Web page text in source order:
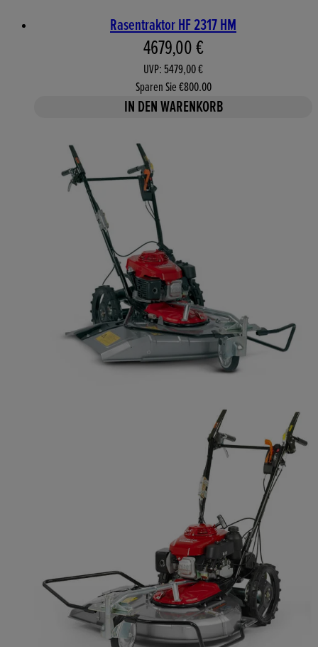
Rasentraktor HF 2317 HM
Aktueller Preis: 4679,00 €.
4679,00 €
UVP: 5479,00 €
Sparen Sie €800.00
IN DEN WARENKORB